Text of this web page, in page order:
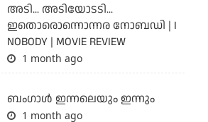
അടി... അടിയോടടി...
ഇതൊരൊന്നൊന്നര നോബഡി | I
NOBODY | MOVIE REVIEW
1 month ago
ബംഗാള്‍ ഇന്നലെയും ഇന്നും
1 month ago